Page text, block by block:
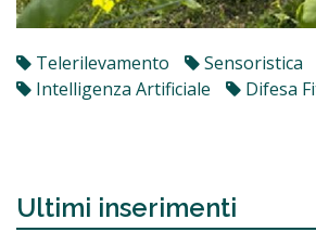
Telerilevamento Sensoristica
Intelligenza Artificiale
Difesa
Ultimi inserimenti